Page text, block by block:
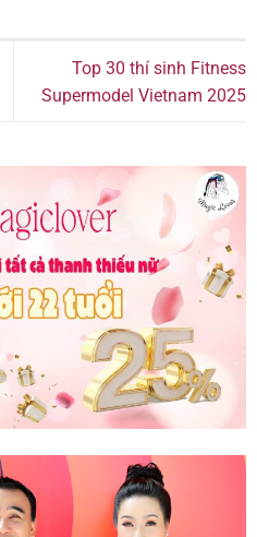
Top 30 thí sinh Fitness
Supermodel Vietnam 2025